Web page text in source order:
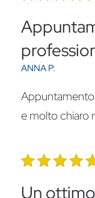
ANNA P.
e molto chiaro
Un